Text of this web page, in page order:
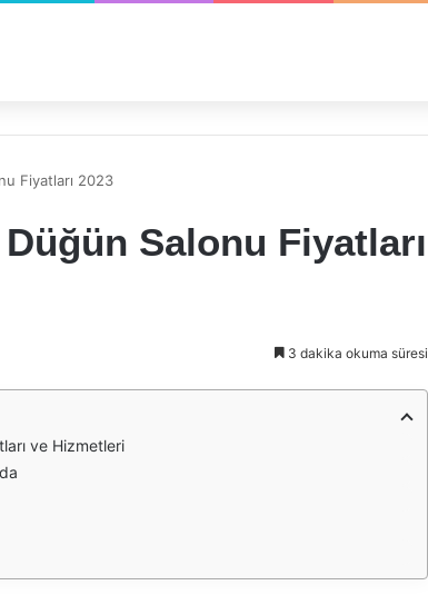
Fiyatları 2023
Salonu Fiyatları
3 dakika okuma süresi
ve Hizmetleri